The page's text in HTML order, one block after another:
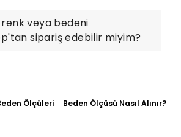
renk veya bedeni
sipariş edebilir miyim?
Ölçüleri Beden Ölçüsü Nasıl Alınır?